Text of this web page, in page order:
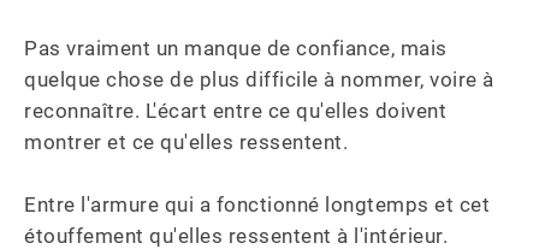
Pas vraiment un manque de confiance, mais
quelque chose de plus difficile à nommer, voire à
reconnaître. L'écart entre ce qu'elles doivent
montrer et ce qu'elles ressentent.
Entre l'armure qui a fonctionné longtemps et cet
étouffement qu'elles ressentent à l'intérieur.